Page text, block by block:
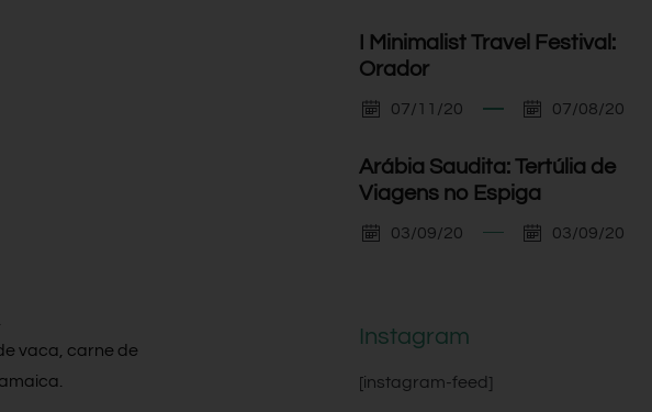
vaca, carne de
I Minimalist Travel Festival:
Orador
07/11/20 07/08/20
Arábia Saudita: Tertúlia de
Viagens no Espiga
03/09/20 03/09/20
Instagram
[instagram-feed]